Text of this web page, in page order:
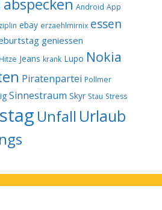
abspecken Android App
ebay erzaehlmirnix essen
geniessen
Jeans krank Lupo Nokia
Piratenpartei Pollmer
Sinnestraum Skyr Stau Stress
Unfall Urlaub